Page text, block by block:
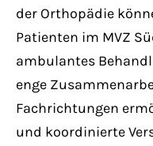
der Orthopädie
Patienten im MVZ
ambulantes
enge
Fachrichtungen
und koordinierte